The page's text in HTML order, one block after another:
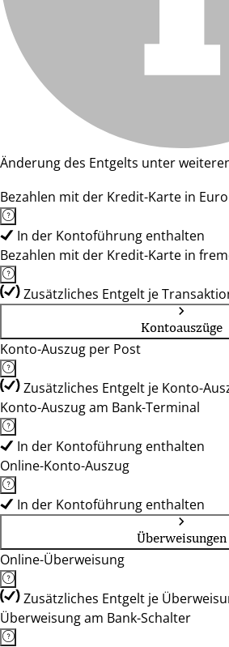
Änderung des Entgelts unter
Bezahlen mit der Kredit-Karte in Euro
In der Kontoführung enthalten
Bezahlen mit der Kredit-Karte in
Zusätzliches Entgelt je
Kontoauszüge
Konto-Auszug per Post
Zusätzliches Entgelt je Konto-
Konto-Auszug am Bank-Terminal
In der Kontoführung enthalten
Online-Konto-Auszug
In der Kontoführung enthalten
Überweisungen
Online-Überweisung
Zusätzliches Entgelt je
Überweisung am Bank-Schalter